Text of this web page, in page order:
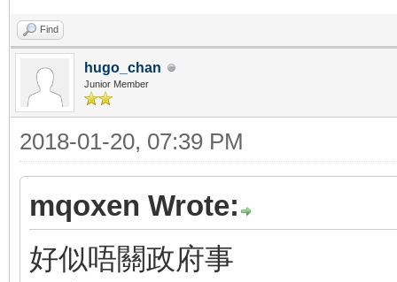
Find
hugo_chan
Junior Member
2018-01-20, 07:39 PM
mqoxen Wrote:
好似唔關政府事